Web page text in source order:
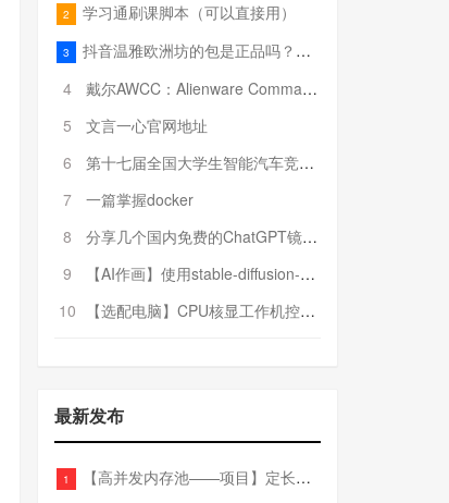
2 学习通刷课脚本（可以直接用）
3
抖音温雅欧洲坊的包是正品吗？温雅卖的包为啥那么便宜？
4
戴尔AWCC：Alienware Command Center 故障排除方法，里面附有超全详解呦，快来快来，欢迎观看~
5
文言一心官网地址
6
第十七届全国大学生智能汽车竞赛全国总决赛参赛队伍奖项公告
7
一篇掌握docker
8
分享几个国内免费的ChatGPT镜像网址(亲测有效-4月25日更新)
9
【AI作画】使用stable-diffusion-webui搭建AI作画平台
10
【选配电脑】CPU核显工作机控制预算5000
最新发布
1 【高并发内存池——项目】定长内存池——开胃小菜